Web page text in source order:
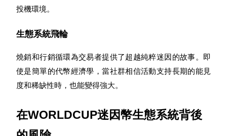
投機環境。
生態系統飛輪
燒銷和行銷循環為交易者提供了超越純粹迷因的故事。即
使是簡單的代幣經濟學，當社群相信活動支持長期的能見
度和稀缺性時，也能變得強大。
在WORLDCUP迷因幣生態系統背後